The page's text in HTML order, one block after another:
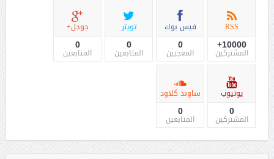
RSS
10000+
المشتركين
فيس بوك
0
المعجبين
تويتر
0
المتابعين
جوجل+
0
المتابعين
يوتيوب
0
المشتركين
ساوند كلاود
0
المتابعين